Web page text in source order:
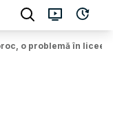
o problemă în licee.